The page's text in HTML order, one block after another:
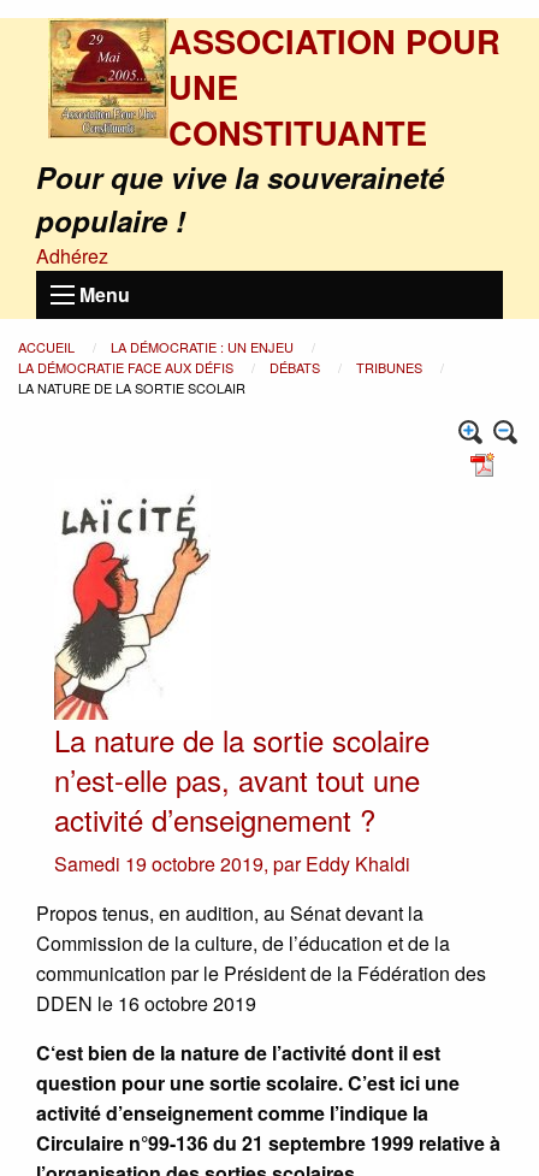
ASSOCIATION POUR
UNE
CONSTITUANTE
Pour que vive la souveraineté
populaire !
Adhérez
Menu
ACCUEIL
LA DÉMOCRATIE : UN ENJEU
LA DÉMOCRATIE FACE AUX DÉFIS
DÉBATS
TRIBUNES
LA NATURE DE LA SORTIE SCOLAIR
La nature de la sortie scolaire
n’est-elle pas, avant tout une
activité d’enseignement ?
Samedi 19 octobre 2019, parEddy Khaldi
Propos tenus, en audition, au Sénat devant la
Commission de la culture, de l’éducation et de la
communication par le Président de la Fédération des
DDEN le 16 octobre 2019
C‘est bien de la nature de l’activité dont il est
question pour une sortie scolaire. C’est ici une
activité d’enseignement comme l’indique la
Circulaire n°99-136 du 21 septembre 1999 relative à